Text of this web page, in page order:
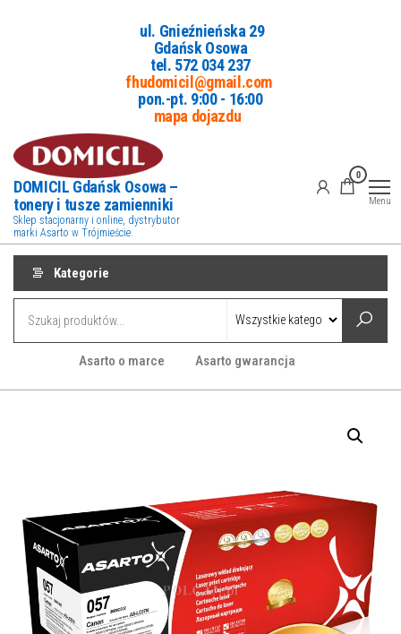
ul. Gnieźnieńska 29
Gdańsk Osowa
tel. 572 034 237
fhudomicil@gmail.com
pon.-pt. 9:00 - 16:00
mapa dojazdu
DOMICIL Gdańsk Osowa –
tonery i tusze zamienniki
Sklep stacjonarny i online, dystrybutor
marki Asarto w Trójmieście.
0
Menu
Kategorie
Asarto o marce Asarto gwarancja